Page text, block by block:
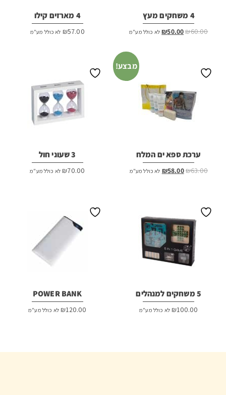
4 משחקים מעץ
₪60.00
המחיר₪50.00 המחיר
לא כולל מע"מ
4 מארזים קילו
₪57.00 לא כולל מע"מ
מבצע!
ערכת ספא ים המלח
₪63.00
המחיר₪58.00 המחיר
לא כולל מע"מ
3 שעוני חול
₪70.00 לא כולל מע"מ
5 משחקים למנהלים
₪100.00 לא כולל מע"מ
POWER BANK
₪120.00 לא כולל מע"מ